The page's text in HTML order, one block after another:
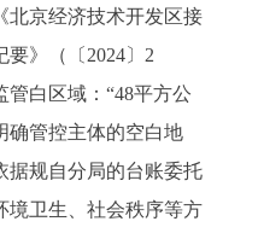
京经济技术开发区接
》（〔2024〕2
白区域：“48平方公
确管控主体的空白地
据规自分局的台账委托
境卫生、社会秩序等方